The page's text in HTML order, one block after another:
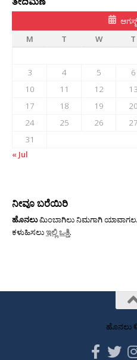
M
T W T
3
4 5 6
10
11 12 13
17
18 19 20
24
25 26 27
31
« Jul
ನೀವೂ ಬರೆಯಿರಿ
ಹೊನಲುಮಿಂಬಾಗಿಲು ನಿಮಗಾಗಿ ಯಾವಾಗಲೂ
ಕಳುಹಿಸಲುಇಲ್ಲಿ ಒತ್ತಿ.
ಹೊನಲು